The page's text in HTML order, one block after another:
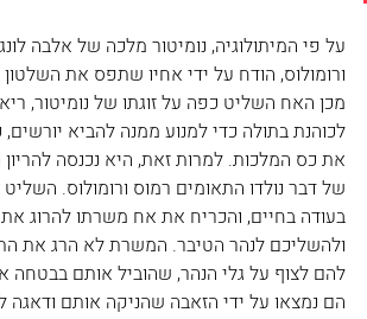
על פי המיתולוגיה, נומיטור מלכה של אלבה
ורומולוס, הודח על ידי אחיו שתפס את
מכן האח השליט כפה על זוגתו של נומיטור,
לכוהנת בתולה כדי למנוע ממנה להביא
את כס המלכות. למרות זאת, היא נכנסה
של דבר נולדו התאומים רמוס ורומולוס. השליט
בעודה בחיים, והכריח את אח משרתו להרוג
ולהשליכם לנהר הטיבר. המשרת לא הרג את
להם לצוף על גלי הנהר, שהוביל אותם
הם נמצאו על ידי הזאבה שהניקה אותם ודאגה